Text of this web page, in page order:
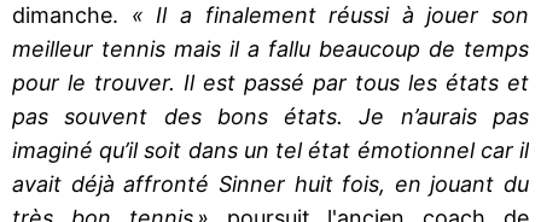
dimanche. « Il a finalement réussi à jouer son
meilleur tennis mais il a fallu beaucoup de temps
pour le trouver. Il est passé par tous les états et
pas souvent des bons états. Je n’aurais pas
imaginé qu’il soit dans un tel état émotionnel car il
avait déjà affronté Sinner huit fois, en jouant du